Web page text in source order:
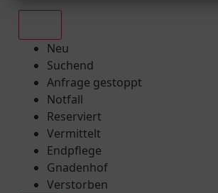
Neu
Suchend
Anfrage gestoppt
Notfall
Reserviert
Vermittelt
Endpflege
Gnadenhof
Verstorben